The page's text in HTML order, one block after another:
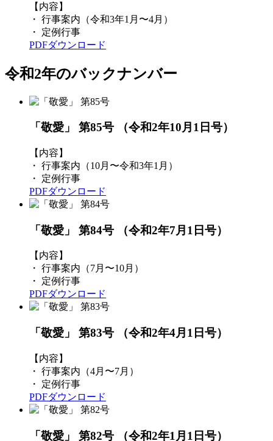
【内容】
・ 行事案内（令和3年1月〜4月）
・ 定例行事
PDFダウンロード
令和2年のバックナンバー
「敬愛」 第85号 （令和2年10月1日号）
【内容】
・ 行事案内（10月〜令和3年1月）
・ 定例行事
PDFダウンロード
「敬愛」 第84号 （令和2年7月1日号）
【内容】
・ 行事案内（7月〜10月）
・ 定例行事
PDFダウンロード
「敬愛」 第83号 （令和2年4月1日号）
【内容】
・ 行事案内（4月〜7月）
・ 定例行事
PDFダウンロード
「敬愛」 第82号 （令和2年1月1日号）